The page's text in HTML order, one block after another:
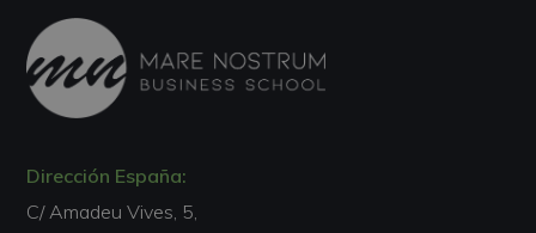
Dirección España:
C/ Amadeu Vives, 5,